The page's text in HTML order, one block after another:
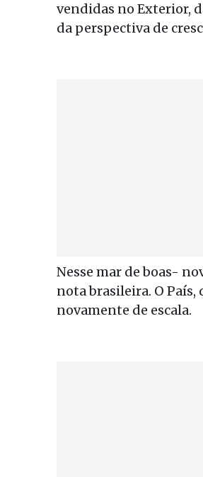
vendidas no Exterior,
da perspectiva de
Nesse mar de boas-
nota brasileira. O
novamente de escala.